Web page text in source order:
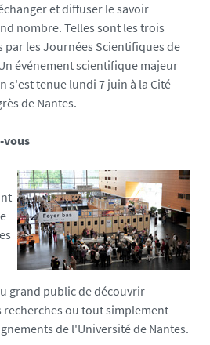
et diffuser le savoir
nombre. Telles sont les trois
par les Journées Scientifiques de
événement scientifique majeur
s'est tenue lundi 7 juin à la Cité
de Nantes.
vous
grand public de découvrir
ou tout simplement
de l'Université de Nantes.